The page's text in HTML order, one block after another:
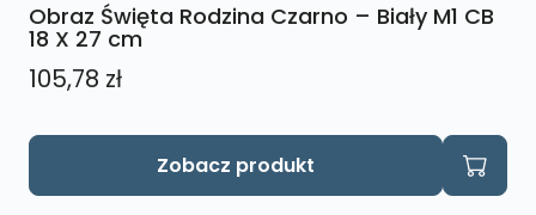
Obraz Święta Rodzina Czarno – Biały M1 CB
18 X 27 cm
105,78 zł
Zobacz produkt